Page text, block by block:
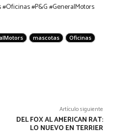
#P&G #GeneralMotors
mascotas
Oficinas
Artículo siguiente
DEL FOX AL AMERICAN RAT:
LO NUEVO EN TERRIER